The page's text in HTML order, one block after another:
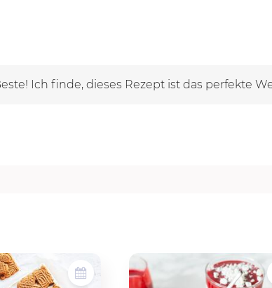
Ich finde, dieses Rezept ist das perfekte